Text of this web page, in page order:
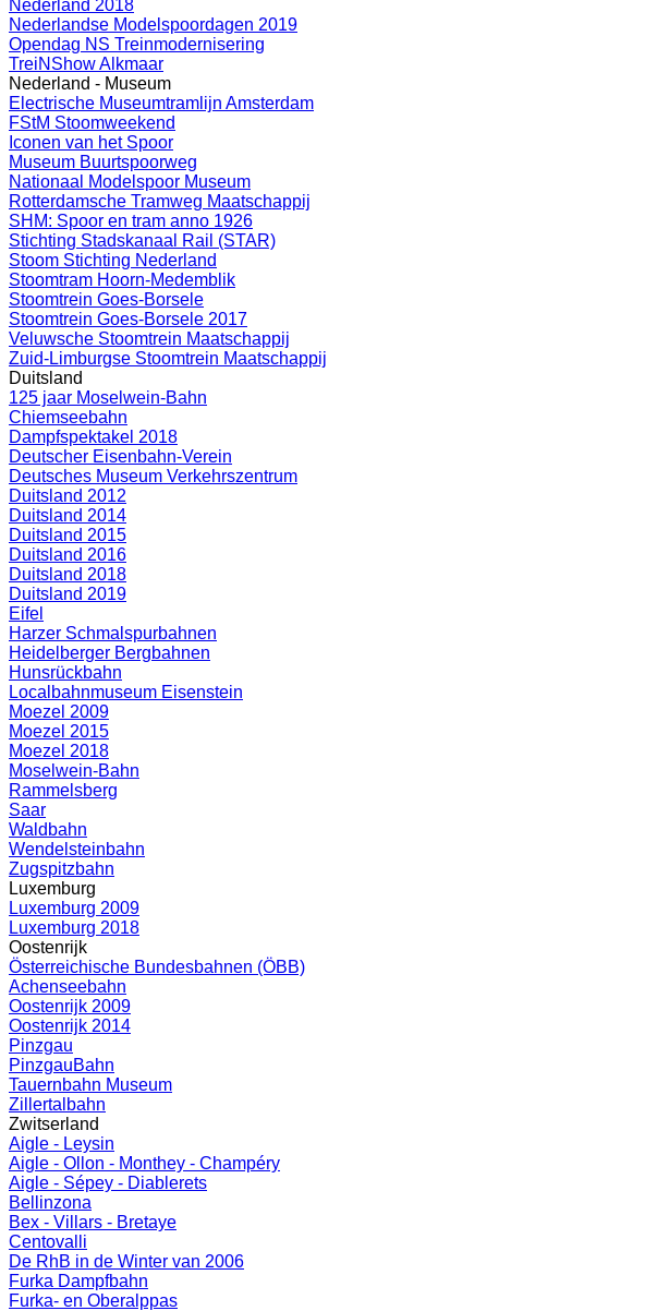
Nederland 2018
Nederlandse Modelspoordagen 2019
Opendag NS Treinmodernisering
TreiNShow Alkmaar
Nederland - Museum
Electrische Museumtramlijn Amsterdam
FStM Stoomweekend
Iconen van het Spoor
Museum Buurtspoorweg
Nationaal Modelspoor Museum
Rotterdamsche Tramweg Maatschappij
SHM: Spoor en tram anno 1926
Stichting Stadskanaal Rail (STAR)
Stoom Stichting Nederland
Stoomtram Hoorn-Medemblik
Stoomtrein Goes-Borsele
Stoomtrein Goes-Borsele 2017
Veluwsche Stoomtrein Maatschappij
Zuid-Limburgse Stoomtrein Maatschappij
Duitsland
125 jaar Moselwein-Bahn
Chiemseebahn
Dampfspektakel 2018
Deutscher Eisenbahn-Verein
Deutsches Museum Verkehrszentrum
Duitsland 2012
Duitsland 2014
Duitsland 2015
Duitsland 2016
Duitsland 2018
Duitsland 2019
Eifel
Harzer Schmalspurbahnen
Heidelberger Bergbahnen
Hunsrückbahn
Localbahnmuseum Eisenstein
Moezel 2009
Moezel 2015
Moezel 2018
Moselwein-Bahn
Rammelsberg
Saar
Waldbahn
Wendelsteinbahn
Zugspitzbahn
Luxemburg
Luxemburg 2009
Luxemburg 2018
Oostenrijk
Österreichische Bundesbahnen (ÖBB)
Achenseebahn
Oostenrijk 2009
Oostenrijk 2014
Pinzgau
PinzgauBahn
Tauernbahn Museum
Zillertalbahn
Zwitserland
Aigle - Leysin
Aigle - Ollon - Monthey - Champéry
Aigle - Sépey - Diablerets
Bellinzona
Bex - Villars - Bretaye
Centovalli
De RhB in de Winter van 2006
Furka Dampfbahn
Furka- en Oberalppas